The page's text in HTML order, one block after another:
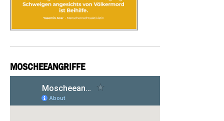
MOSCHEEANGRIFFE